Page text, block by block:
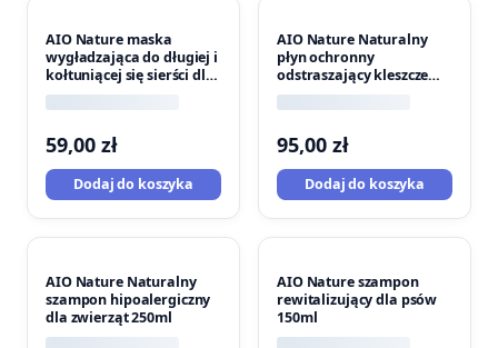
AIO Nature maska
wygładzająca do długiej i
kołtuniącej się sierści dla
psów 150ml
59,00 zł
Dodaj do koszyka
AIO Nature Naturalny
płyn ochronny
odstraszający kleszcze
100ml
95,00 zł
Dodaj do koszyka
AIO Nature Naturalny
szampon hipoalergiczny
dla zwierząt 250ml
AIO Nature szampon
rewitalizujący dla psów
150ml